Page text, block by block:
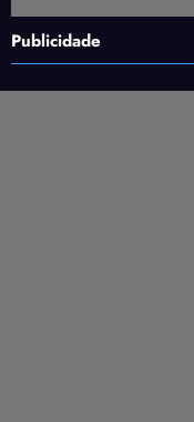
Publicidade